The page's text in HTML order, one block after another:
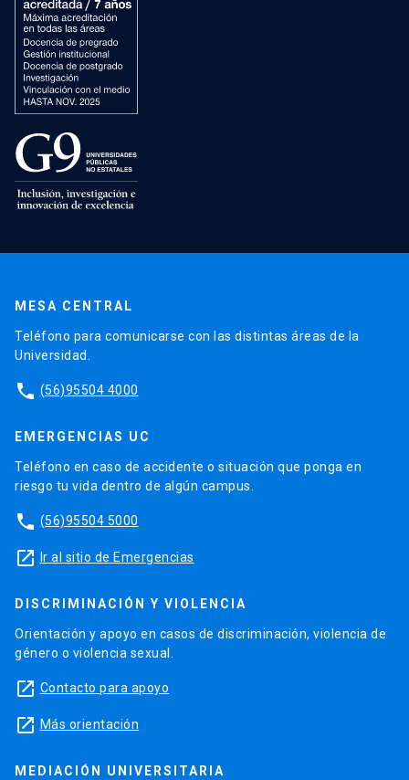
MESA CENTRAL
Teléfono para comunicarse con las distintas áreas de la
Universidad.
phone (56)95504 4000
EMERGENCIAS UC
Teléfono en caso de accidente o situación que ponga en
riesgo tu vida dentro de algún campus.
phone (56)95504 5000
launch Ir al sitio de Emergencias
DISCRIMINACIÓN Y VIOLENCIA
Orientación y apoyo en casos de discriminación, violencia de
género o violencia sexual.
launch Contacto para apoyo
launch Más orientación
MEDIACIÓN UNIVERSITARIA